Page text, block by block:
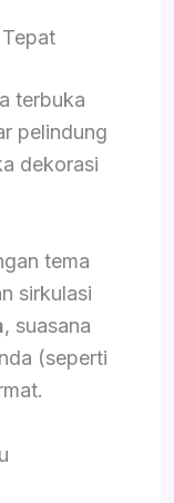
terbuka
pelindung
dekorasi
tema
sirkulasi
, suasana
(seperti